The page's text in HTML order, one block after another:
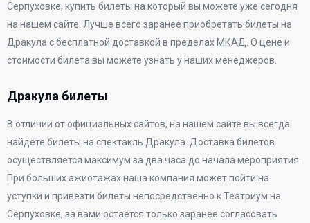
Серпуховке, купить билеты на который вы можете уже сегодня
на нашем сайте. Лучше всего заранее приобретать билеты на
Дракула с бесплатной доставкой в пределах МКАД. О цене и
стоимости билета вы можете узнать у наших менеджеров.
Дракула билеты
В отличии от официальных сайтов, на нашем сайте вы всегда
найдете билеты на спектакль Дракула. Доставка билетов
осуществляется максимум за два часа до начала мероприятия.
При больших ажиотажах наша компания может пойти на
уступки и привезти билеты непосредственно кТеатриум на
Серпуховке, за вами остается только заранее согласовать